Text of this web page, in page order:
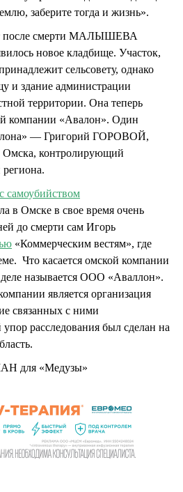
заберите тогда и жизнь».
после смерти МАЛЫШЕВА
новое кладбище. Участок,
сельсовету, однако
и здание администрации
территории. Она теперь
компании «Авалон». Один
— Григорий ГОРОВОЙ,
Омска, контролирующий
самоубийством
Омске в свое время очень
до смерти сам Игорь
«Коммерческим вестям», где
Что касается омской компании
называется ООО «Аваллон».
является организация
связанных с ними
расследования был сделан на
для «Медузы»